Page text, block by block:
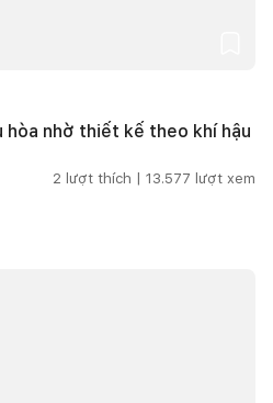
hòa nhờ thiết kế theo khí hậu
2 lượt thích | 13.577 lượt xem